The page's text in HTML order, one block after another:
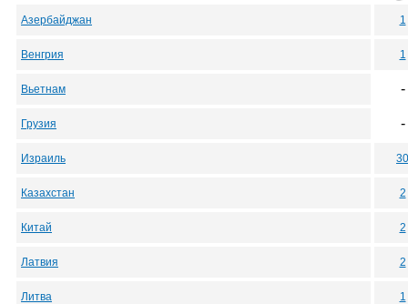
Азербайджан 1
Венгрия 1
Вьетнам -
Грузия -
Израиль 30
Казахстан 2
Китай 2
Латвия 2
Литва 1